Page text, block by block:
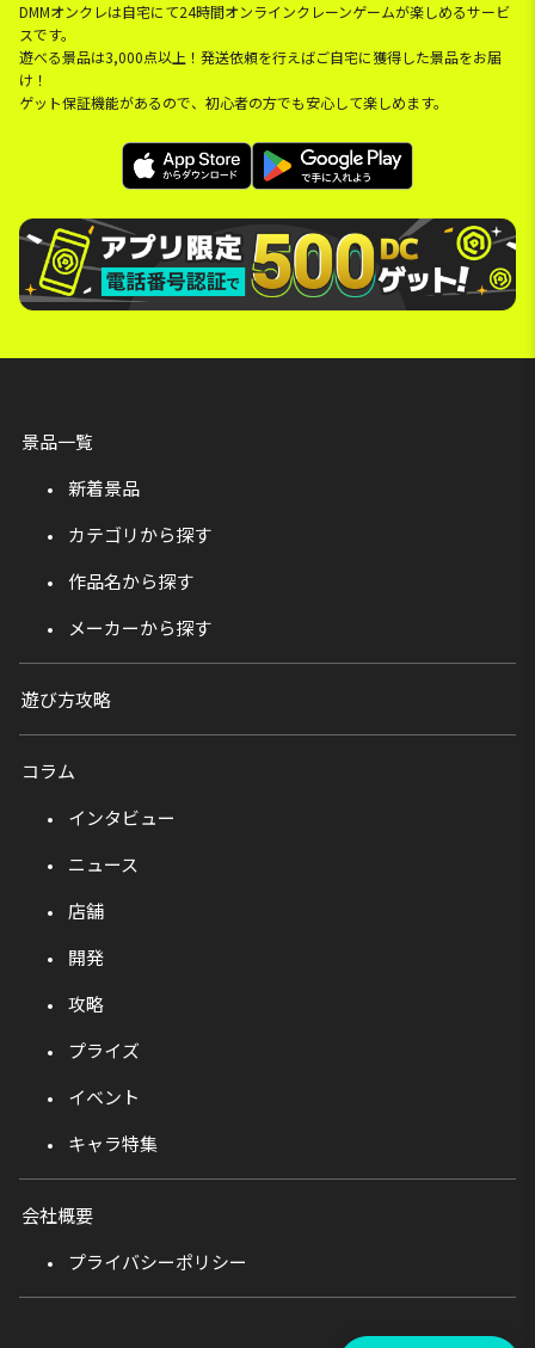
DMMオンクレは自宅にて24時間オンラインクレーンゲームが楽しめるサービ
スです。
遊べる景品は3,000点以上！発送依頼を行えばご自宅に獲得した景品をお届
け！
ゲット保証機能があるので、初心者の方でも安心して楽しめます。
景品一覧
新着景品
カテゴリから探す
作品名から探す
メーカーから探す
遊び方攻略
コラム
インタビュー
ニュース
店舗
開発
攻略
プライズ
イベント
キャラ特集
会社概要
プライバシーポリシー